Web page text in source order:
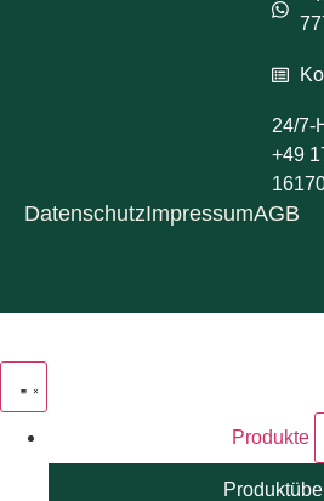
24/7-
+49
DatenschutzImpressumAGB
Produkte